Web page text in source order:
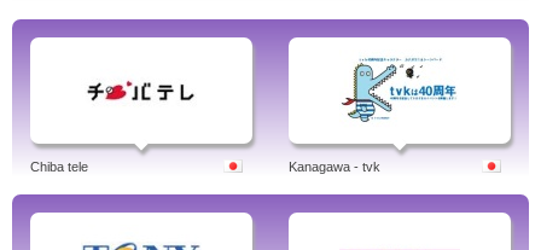
Chiba tele Kanagawa - tvk